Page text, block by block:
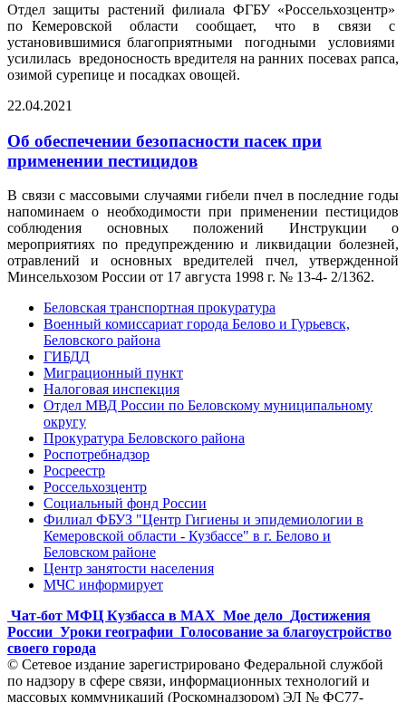
Отдел защиты растений филиала ФГБУ «Россельхозцентр»
по Кемеровской области сообщает, что в связи с
установившимися благоприятными погодными условиями
усилилась вредоносность вредителя на ранних посевах рапса,
озимой сурепице и посадках овощей.
22.04.2021
Об обеспечении безопасности пасек при
применении пестицидов
В связи с массовыми случаями гибели пчел в последние годы
напоминаем о необходимости при применении пестицидов
соблюдения основных положений Инструкции о
мероприятиях по предупреждению и ликвидации болезней,
отравлений и основных вредителей пчел, утвержденной
Минсельхозом России от 17 августа 1998 г. № 13-4- 2/1362.
Беловская транспортная прокуратура
Военный комиссариат города Белово и Гурьевск,
Беловского района
ГИБДД
Миграционный пункт
Налоговая инспекция
Отдел МВД России по Беловскому муниципальному
округу
Прокуратура Беловского района
Роспотребнадзор
Росреестр
Россельхозцентр
Социальный фонд России
Филиал ФБУЗ "Центр Гигиены и эпидемиологии в
Кемеровской области - Кузбассе" в г. Белово и
Беловском районе
Центр занятости населения
МЧС информирует
Чат-бот МФЦ Кузбасса в MAX Мое дело Достижения
России Уроки географии Голосование за благоустройство
своего города
© Сетевое издание зарегистрировано Федеральной службой
по надзору в сфере связи, информационных технологий и
массовых коммуникаций (Роскомнадзором) ЭЛ № ФС77-